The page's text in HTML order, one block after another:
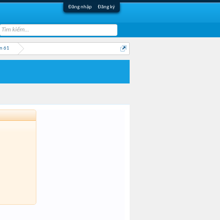
Đăng nhập Đăng ký
61